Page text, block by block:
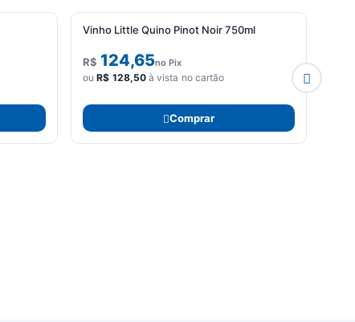
Vinho Little Quino Pinot Noir 750ml
R$ 124,65no Pix
ouR$ 128,50à vista no cartão
Comprar